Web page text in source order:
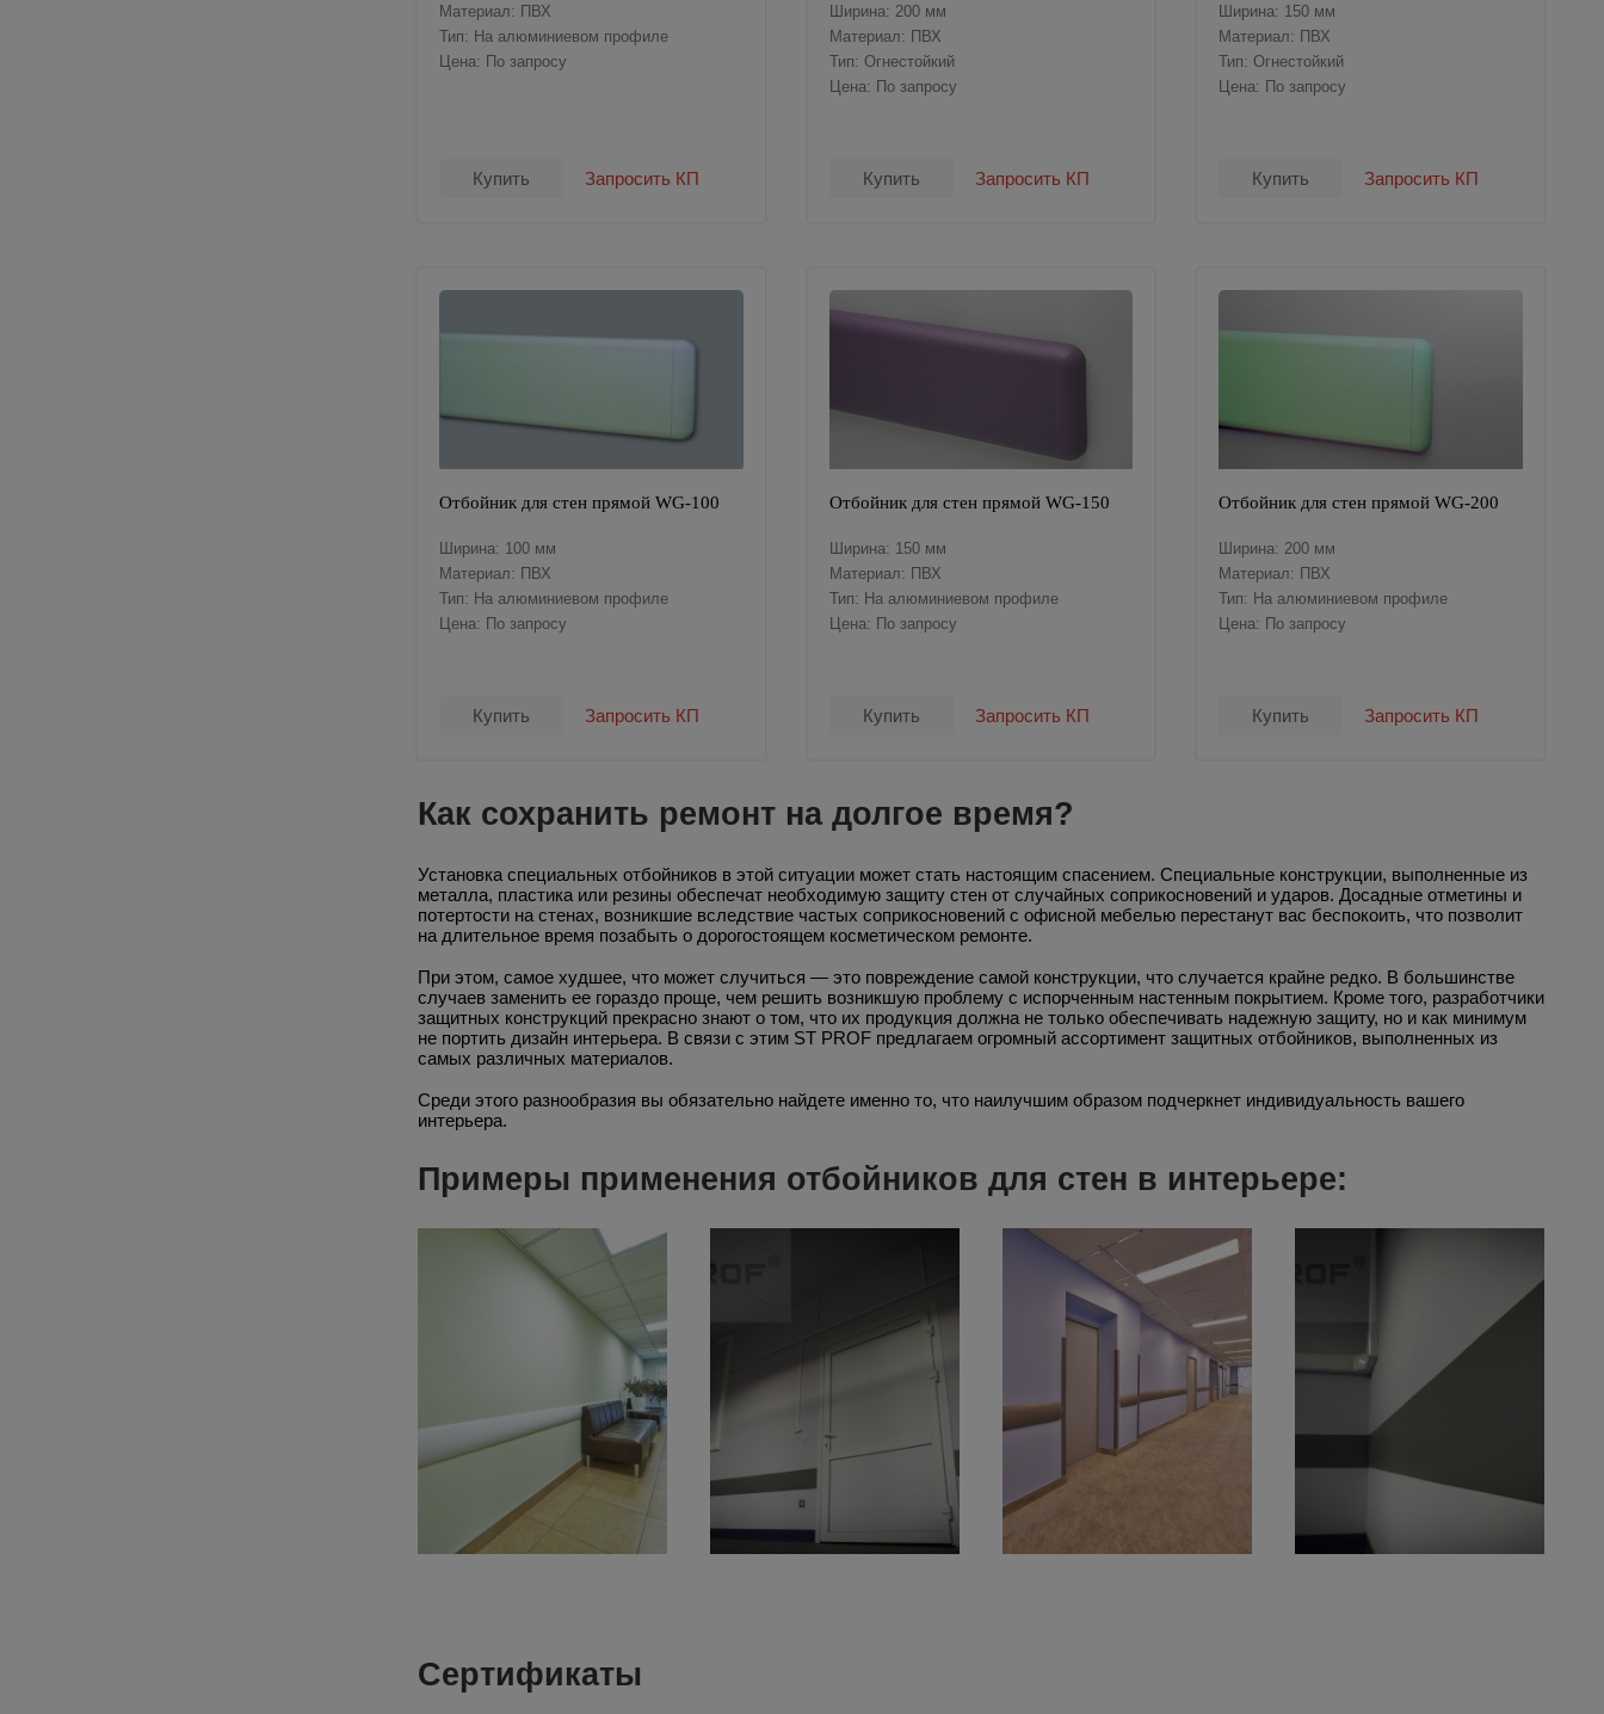
Материал: ПВХ
Тип: На алюминиевом профиле
Цена: По запросу
Купить Запросить КП
Ширина: 200 мм
Материал: ПВХ
Тип: Огнестойкий
Цена: По запросу
Купить Запросить КП
Ширина: 150 мм
Материал: ПВХ
Тип: Огнестойкий
Цена: По запросу
Купить Запросить КП
Отбойник для стен прямой WG-100
Ширина: 100 мм
Материал: ПВХ
Тип: На алюминиевом профиле
Цена: По запросу
Купить Запросить КП
Отбойник для стен прямой WG-150
Ширина: 150 мм
Материал: ПВХ
Тип: На алюминиевом профиле
Цена: По запросу
Купить Запросить КП
Отбойник для стен прямой WG-200
Ширина: 200 мм
Материал: ПВХ
Тип: На алюминиевом профиле
Цена: По запросу
Купить Запросить КП
Как сохранить ремонт на долгое время?
Установка специальных отбойников в этой ситуации может стать настоящим спасением. Специальные конструкции, выполненные из
металла, пластика или резины обеспечат необходимую защиту стен от случайных соприкосновений и ударов. Досадные отметины и
потертости на стенах, возникшие вследствие частых соприкосновений с офисной мебелью перестанут вас беспокоить, что позволит
на длительное время позабыть о дорогостоящем косметическом ремонте.
При этом, самое худшее, что может случиться — это повреждение самой конструкции, что случается крайне редко. В большинстве
случаев заменить ее гораздо проще, чем решить возникшую проблему с испорченным настенным покрытием. Кроме того, разработчики
защитных конструкций прекрасно знают о том, что их продукция должна не только обеспечивать надежную защиту, но и как минимум
не портить дизайн интерьера. В связи с этим ST PROF предлагаем огромный ассортимент защитных отбойников, выполненных из
самых различных материалов.
Среди этого разнообразия вы обязательно найдете именно то, что наилучшим образом подчеркнет индивидуальность вашего
интерьера.
Примеры применения отбойников для стен в интерьере:
Сертификаты